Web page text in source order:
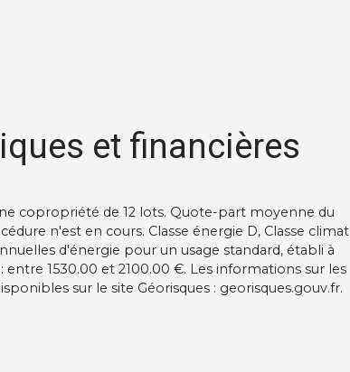
et financières
copropriété de 12 lots. Quote-part moyenne du
n'est en cours. Classe énergie D, Classe climat
d'énergie pour un usage standard, établi à
1530.00 et 2100.00 €. Les informations sur les
sur le site Géorisques : georisques.gouv.fr.